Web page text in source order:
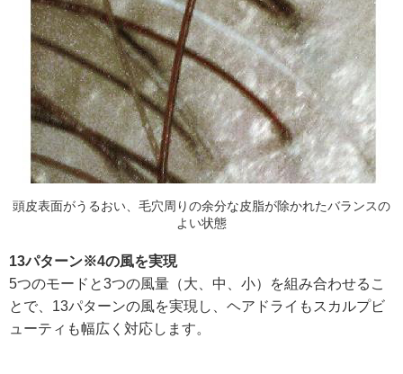
頭皮表面がうるおい、毛穴周りの余分な皮脂が除かれたバランスの
よい状態
13パターン※4の風を実現
5つのモードと3つの風量（大、中、小）を組み合わせるこ
とで、13パターンの風を実現し、ヘアドライもスカルプビ
ューティも幅広く対応します。